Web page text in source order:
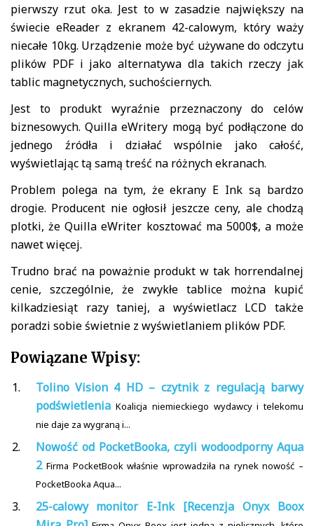
pierwszy rzut oka. Jest to w zasadzie największy na
świecie eReader z ekranem 42-calowym, który waży
niecałe 10kg. Urządzenie może być używane do odczytu
plików PDF i jako alternatywa dla takich rzeczy jak
tablic magnetycznych, suchościernych.
Jest to produkt wyraźnie przeznaczony do celów
biznesowych. Quilla eWritery mogą być podłączone do
jednego źródła i działać wspólnie jako całość,
wyświetlając tą samą treść na różnych ekranach.
Problem polega na tym, że ekrany E Ink są bardzo
drogie. Producent nie ogłosił jeszcze ceny, ale chodzą
plotki, że Quilla eWriter kosztować ma 5000$, a może
nawet więcej.
Trudno brać na poważnie produkt w tak horrendalnej
cenie, szczególnie, że zwykłe tablice można kupić
kilkadziesiąt razy taniej, a wyświetlacz LCD także
poradzi sobie świetnie z wyświetlaniem plików PDF.
Powiązane Wpisy:
Tolino Vision 4 HD – czytnik z regulacją barwy
podświetlenia Koalicja niemieckiego wydawcy i telekomu
nie daje za wygraną i...
Nowość od PocketBooka, czyli wodoodporny Aqua
2 Firma PocketBook właśnie wprowadziła na rynek nowość –
PocketBooka Aqua...
25-calowy monitor E-Ink [Recenzja Onyx Boox